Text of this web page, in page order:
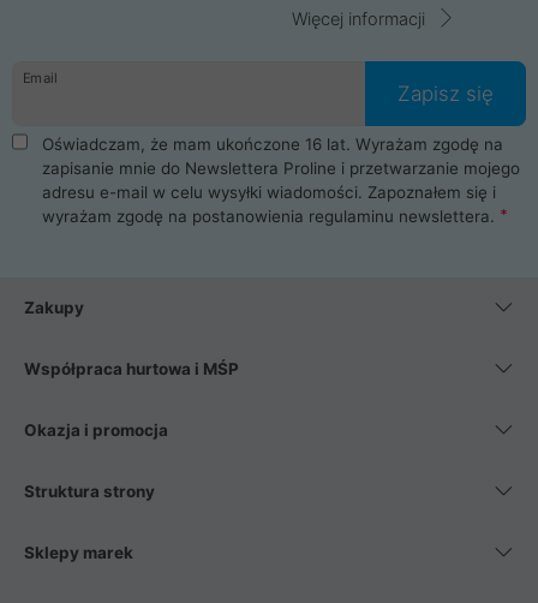
Więcej informacji
Email
Zapisz się
Oświadczam, że mam ukończone 16 lat. Wyrażam zgodę na
zapisanie mnie do Newslettera Proline i przetwarzanie mojego
adresu e-mail w celu wysyłki wiadomości. Zapoznałem się i
wyrażam zgodę na postanowienia regulaminu newslettera.
Zakupy
Współpraca hurtowa i MŚP
Okazja i promocja
Struktura strony
Sklepy marek